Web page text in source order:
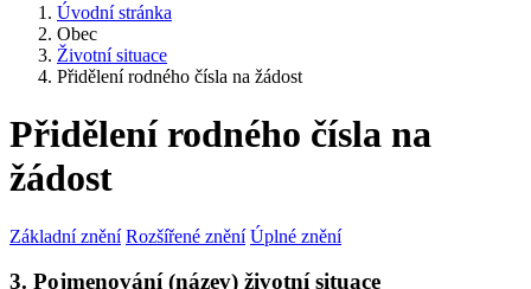
Úvodní stránka
Obec
Životní situace
Přidělení rodného čísla na žádost
Přidělení rodného čísla na
žádost
Základní znění Rozšířené znění Úplné znění
3. Pojmenování (název) životní situace